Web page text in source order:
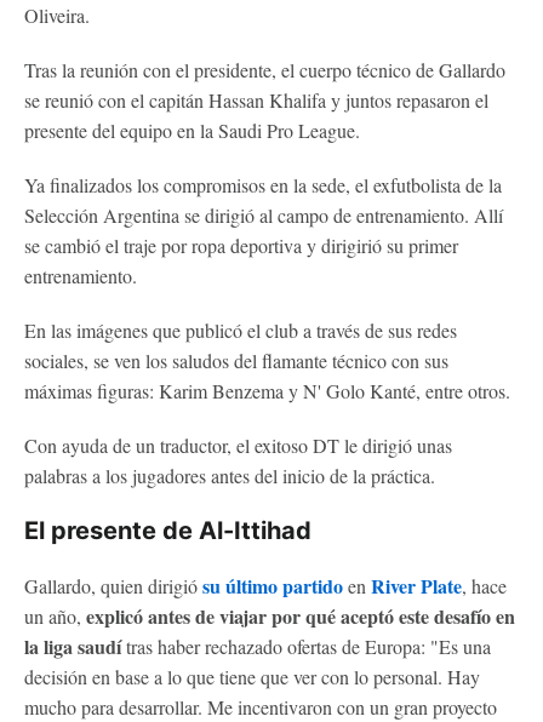
Oliveira.
Tras la reunión con el presidente, el cuerpo técnico de Gallardo
se reunió con el capitán Hassan Khalifa y juntos repasaron el
presente del equipo en la Saudi Pro League.
Ya finalizados los compromisos en la sede, el exfutbolista de la
Selección Argentina se dirigió al campo de entrenamiento. Allí
se cambió el traje por ropa deportiva y dirigirió su primer
entrenamiento.
En las imágenes que publicó el club a través de sus redes
sociales, se ven los saludos del flamante técnico con sus
máximas figuras: Karim Benzema y N' Golo Kanté, entre otros.
Con ayuda de un traductor, el exitoso DT le dirigió unas
palabras a los jugadores antes del inicio de la práctica.
El presente de Al-Ittihad
Gallardo, quien dirigiósu último partidoen River Plate, hace
un año, explicó antes de viajar por qué aceptó este desafío en
la liga saudítras haber rechazado ofertas de Europa: "Es una
decisión en base a lo que tiene que ver con lo personal. Hay
mucho para desarrollar. Me incentivaron con un gran proyecto